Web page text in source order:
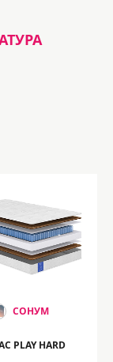
СОНУМ
PLAY HARD